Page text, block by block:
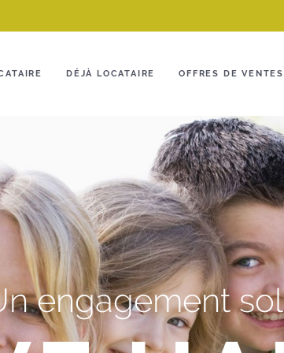
DÉJÀ LOCATAIRE OFFRES DE
engagement